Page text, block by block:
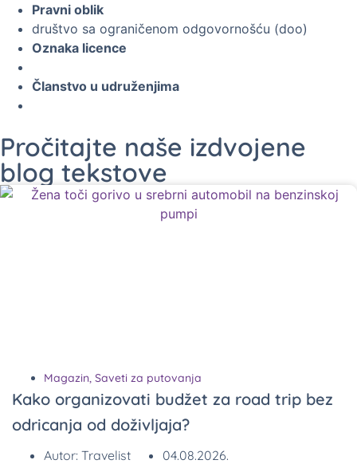
Pravni oblik
društvo sa ograničenom odgovornošću (doo)
Oznaka licence
Članstvo u udruženjima
Pročitajte naše izdvojene
blog tekstove
Magazin, Saveti za putovanja
Kako organizovati budžet za road trip bez
odricanja od doživljaja?
Autor: Travelist 04.08.2026.